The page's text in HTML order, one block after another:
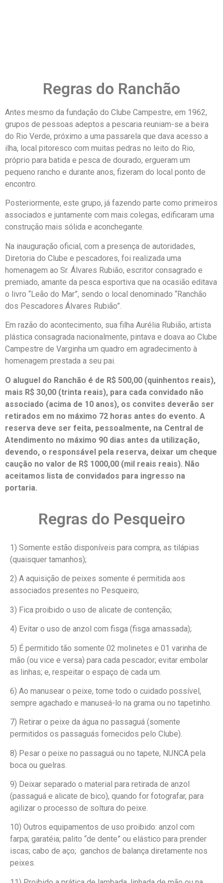
Regras do Ranchão
Antes mesmo da fundação do Clube Campestre, em 1962,
grupos de pessoas adeptos a pescaria reuniam-se a beira
do Rio Verde, próximo a uma passarela que dava acesso a
ilha, local pitoresco com muitas pedras no leito do Rio,
próprio para batida e pesca de dourado, ergueram um
pequeno rancho e durante anos, fizeram do local ponto de
encontro.
Posteriormente, este grupo, já fazendo parte como primeiros
associados e juntamente com mais colegas, edificaram uma
construção mais sólida e aconchegante.
Na inauguração oficial, com a presença de autoridades,
Diretoria do Clube e pescadores, foi realizada uma
homenagem ao Sr. Álvares Rubião, escritor consagrado e
premiado, amante da pesca esportiva que na ocasião editava
o livro “Leão do Mar”, sendo o local denominado “Ranchão
dos Pescadores Álvares Rubião”.
Em razão do acontecimento, sua filha Aurélia Rubião, artista
plástica consagrada nacionalmente, pintava e doava ao Clube
Campestre de Varginha um quadro em agradecimento à
homenagem prestada a seu pai.
O aluguel do Ranchão é de R$ 500,00 (quinhentos reais),
mais R$ 30,00 (trinta reais), para cada convidado não
associado (acima de 10 anos), os convites deverão ser
retirados em no máximo 72 horas antes do evento. A
reserva deve ser feita, pessoalmente, na Central de
Atendimento no máximo 90 dias antes da utilização,
devendo, o responsável pela reserva, deixar um cheque
caução no valor de R$ 1000,00 (mil reais reais). Não
aceitamos lista de convidados para ingresso na
portaria.
Regras do Pesqueiro
1) Somente estão disponíveis para compra, as tilápias
(quaisquer tamanhos);
2) A aquisição de peixes somente é permitida aos
associados presentes no Pesqueiro;
3) Fica proibido o uso de alicate de contenção;
4) Evitar o uso de anzol com fisga (fisga amassada);
5) É permitido tão somente 02 molinetes e 01 varinha de
mão (ou vice e versa) para cada pescador; evitar embolar
as linhas; e, respeitar o espaço de cada um.
6) Ao manusear o peixe, tome todo o cuidado possível,
sempre agachado e manuseá-lo na grama ou no tapetinho.
7) Retirar o peixe da água no passaguá (somente
permitidos os passaguás fornecidos pelo Clube).
8) Pesar o peixe no passaguá ou no tapete, NUNCA pela
boca ou guelras.
9) Deixar separado o material para retirada de anzol
(passaguá e alicate de bico), quando for fotografar, para
agilizar o processo de soltura do peixe.
10) Outros equipamentos de uso proibido: anzol com
farpa; garatéia; palito “de dente” ou elástico para prender
iscas; cabo de aço; ganchos de balança diretamente nos
peixes.